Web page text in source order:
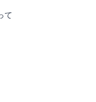
て